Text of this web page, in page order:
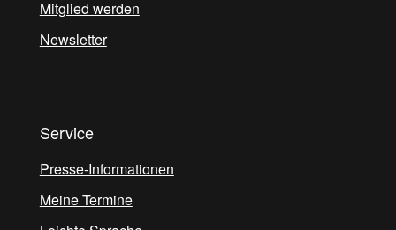
Mitglied werden
Newsletter
Service
Presse-Informationen
Meine Termine